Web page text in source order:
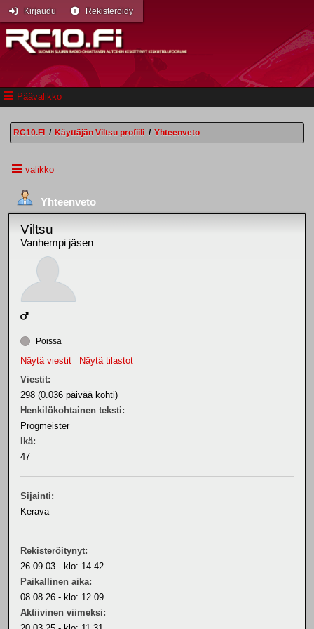
Päävalikko
Kirjaudu Rekisteröidy
RC10.FI / Käyttäjän Viltsu profiili / Yhteenveto
valikko
Yhteenveto
Viltsu
Vanhempi jäsen
Poissa
Näytä viestit
Näytä tilastot
Viestit:
298 (0.036 päivää kohti)
Henkilökohtainen teksti:
Progmeister
Ikä:
47
Sijainti:
Kerava
Rekisteröitynyt:
26.09.03 - klo: 14.42
Paikallinen aika:
08.08.26 - klo: 12.09
Aktiivinen viimeksi: